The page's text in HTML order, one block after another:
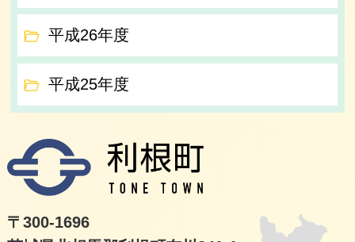
平成26年度
平成25年度
〒300-1696